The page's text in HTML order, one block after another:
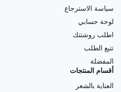
سياسة الاسترجاع
لوحة حسابي
اطلب روشتتك
تتبع الطلب
المفضلة
أقسام المنتجات
العناية بالشعر